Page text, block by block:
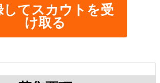
してスカウトを受
け取る